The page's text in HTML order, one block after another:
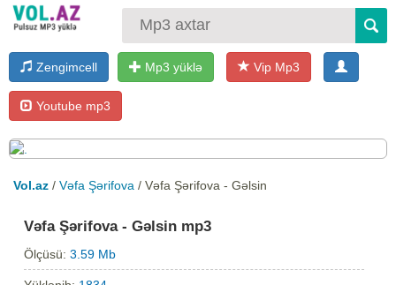
Zengimcell Mp3 yüklə Vip Mp3
Youtube mp3
Vol.az / Vəfa Şərifova / Vəfa Şərifova - Gəlsin
Vəfa Şərifova - Gəlsin mp3
Ölçüsü:3.59 Mb